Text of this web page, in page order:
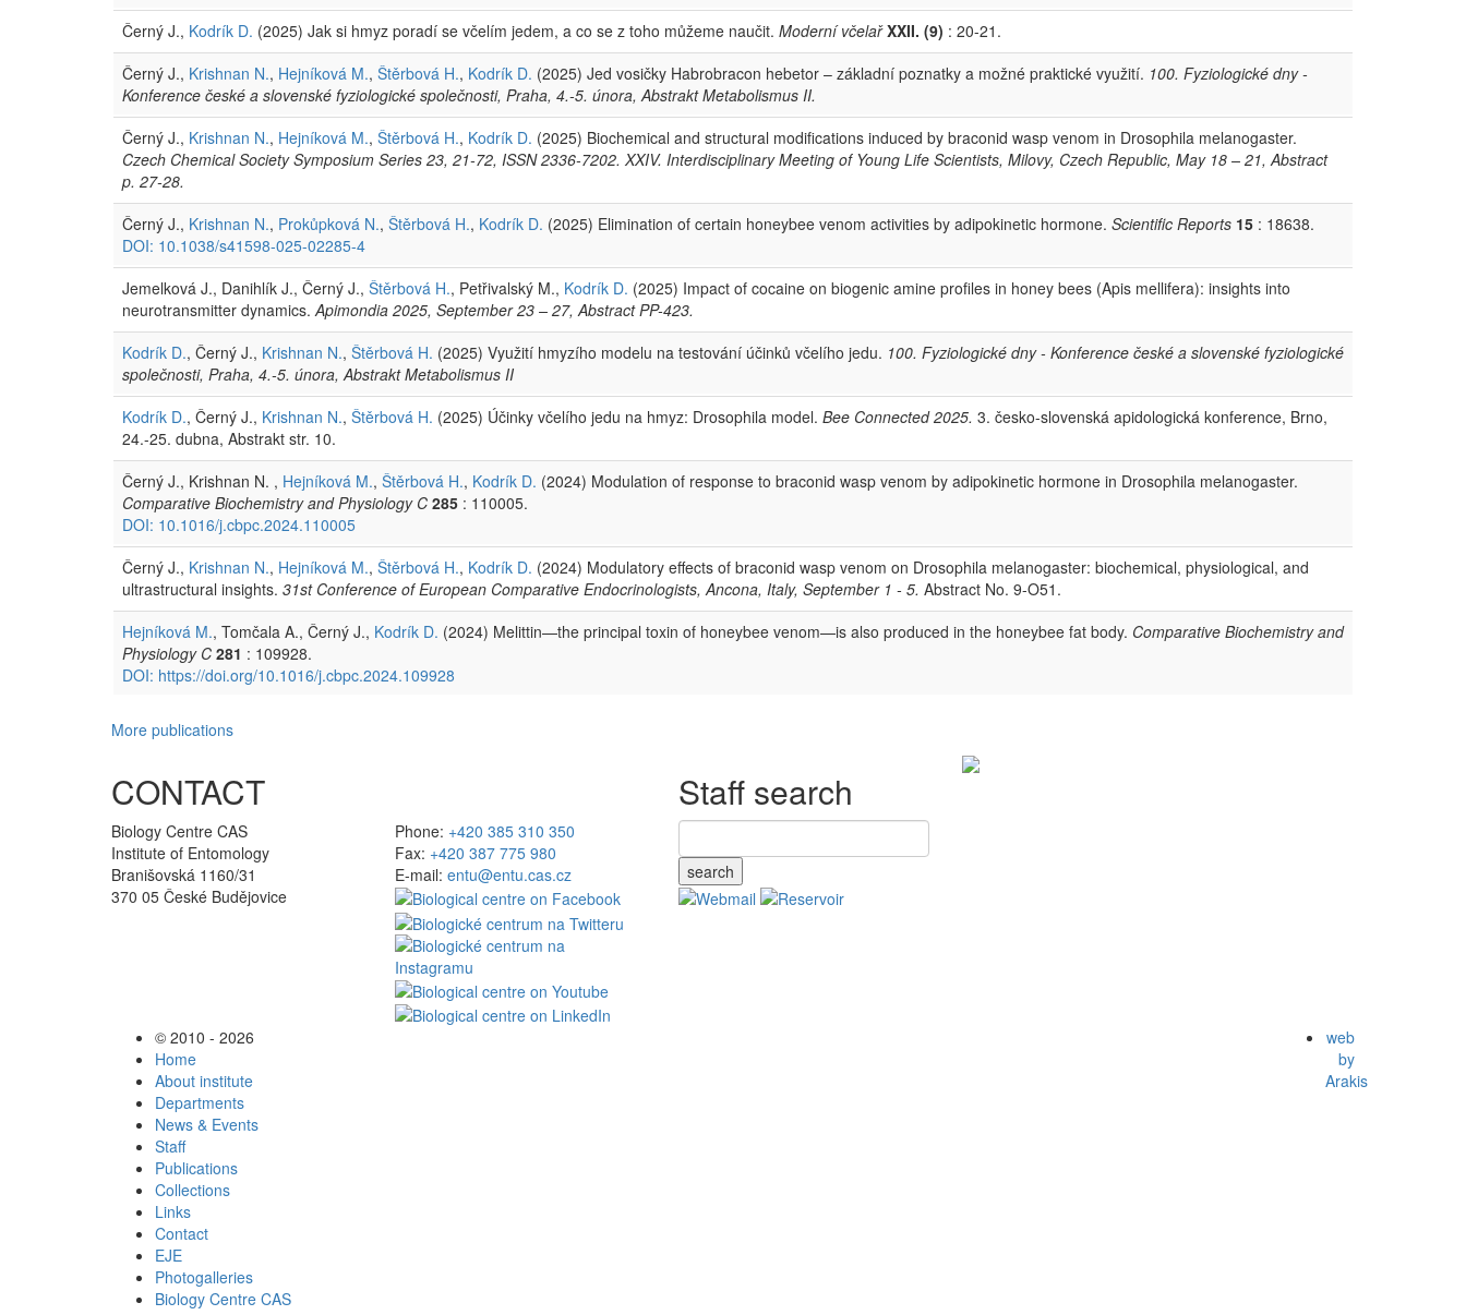
Černý J., Kodrík D. (2025) Jak si hmyz poradí se včelím jedem, a co se z toho můžeme naučit. Moderní včelař XXII. (9) : 20-21.
Černý J., Krishnan N., Hejníková M., Štěrbová H., Kodrík D. (2025) Jed vosičky Habrobracon hebetor – základní poznatky a možné praktické využití. 100. Fyziologické dny -
Konference české a slovenské fyziologické společnosti, Praha, 4.-5. února, Abstrakt Metabolismus II.
Černý J., Krishnan N., Hejníková M., Štěrbová H., Kodrík D. (2025) Biochemical and structural modifications induced by braconid wasp venom in Drosophila melanogaster.
Czech Chemical Society Symposium Series 23, 21-72, ISSN 2336-7202. XXIV. Interdisciplinary Meeting of Young Life Scientists, Milovy, Czech Republic, May 18 – 21, Abstract
p. 27-28.
Černý J., Krishnan N., Prokůpková N., Štěrbová H., Kodrík D. (2025) Elimination of certain honeybee venom activities by adipokinetic hormone. Scientific Reports 15 : 18638.
DOI: 10.1038/s41598-025-02285-4
Jemelková J., Danihlík J., Černý J., Štěrbová H., Petřivalský M., Kodrík D. (2025) Impact of cocaine on biogenic amine profiles in honey bees (Apis mellifera): insights into
neurotransmitter dynamics. Apimondia 2025, September 23 – 27, Abstract PP-423.
Kodrík D., Černý J., Krishnan N., Štěrbová H. (2025) Využití hmyzího modelu na testování účinků včelího jedu. 100. Fyziologické dny - Konference české a slovenské fyziologické
společnosti, Praha, 4.-5. února, Abstrakt Metabolismus II
Kodrík D., Černý J., Krishnan N., Štěrbová H. (2025) Účinky včelího jedu na hmyz: Drosophila model. Bee Connected 2025. 3. česko-slovenská apidologická konference, Brno,
24.-25. dubna, Abstrakt str. 10.
Černý J., Krishnan N. , Hejníková M., Štěrbová H., Kodrík D. (2024) Modulation of response to braconid wasp venom by adipokinetic hormone in Drosophila melanogaster.
Comparative Biochemistry and Physiology C 285 : 110005.
DOI: 10.1016/j.cbpc.2024.110005
Černý J., Krishnan N., Hejníková M., Štěrbová H., Kodrík D. (2024) Modulatory effects of braconid wasp venom on Drosophila melanogaster: biochemical, physiological, and
ultrastructural insights. 31st Conference of European Comparative Endocrinologists, Ancona, Italy, September 1 - 5. Abstract No. 9-O51.
Hejníková M., Tomčala A., Černý J., Kodrík D. (2024) Melittin—the principal toxin of honeybee venom—is also produced in the honeybee fat body. Comparative Biochemistry and
Physiology C 281 : 109928.
DOI: https://doi.org/10.1016/j.cbpc.2024.109928
More publications
CONTACT
Biology Centre CAS
Institute of Entomology
Branišovská 1160/31
370 05 České Budějovice
Phone: +420 385 310 350
Fax: +420 387 775 980
E-mail: entu@entu.cas.cz
Staff search
search
© 2010 - 2026
Home
About institute
Departments
News & Events
Staff
Publications
Collections
Links
Contact
EJE
Photogalleries
Biology Centre CAS
web
by
Arakis